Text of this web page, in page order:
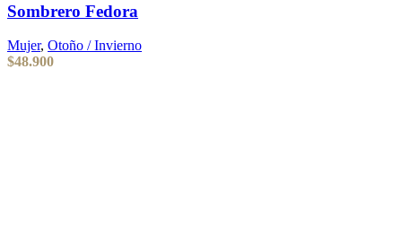
Sombrero Fedora
Mujer, Otoño / Invierno
$48.900